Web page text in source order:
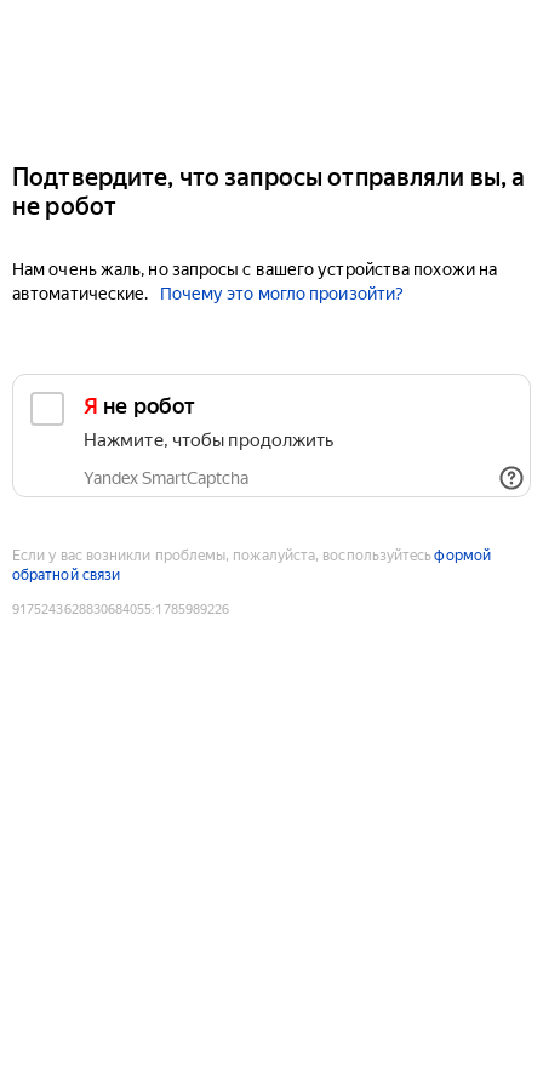
Подтвердите, что запросы отправляли вы, а
не робот
Нам очень жаль, но запросы с вашего устройства похожи на
автоматические.
Почему это могло произойти?
Я не робот
Нажмите, чтобы продолжить
Yandex SmartCaptcha
Если у вас возникли проблемы, пожалуйста, воспользуйтесьформой
обратной связи
9175243628830684055:1785989226